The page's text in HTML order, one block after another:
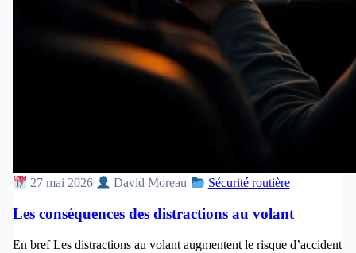
27 mai 2026 David Moreau Sécurité routière
Les conséquences des distractions au volant
En bref Les distractions au volant augmentent le risque d’accident